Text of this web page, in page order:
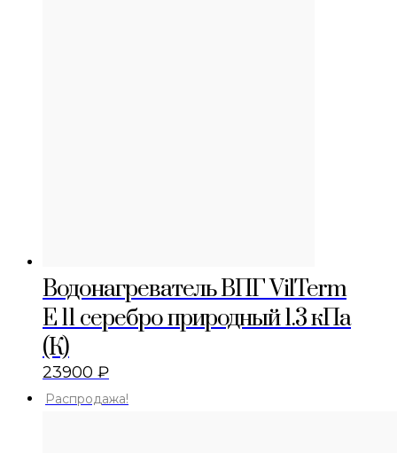
Водонагреватель ВПГ VilTerm
Е 11 серебро природный 1.3 кПа
(К)
23900 ₽
Распродажа!